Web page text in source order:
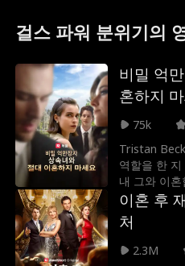
걸스 파워 분위기의
비밀 억
혼하지
75k
Tristan
역할을 한
내 그와 이혼
지 돈 때문에
했습니다. 그
라는 사실을
은 조이스의
이혼 후
처
2.3M